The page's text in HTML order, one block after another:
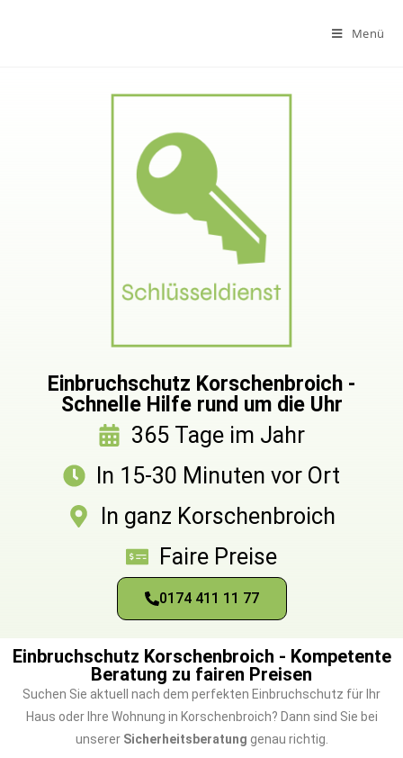
Menü
Einbruchschutz Korschenbroich -
Schnelle Hilfe rund um die Uhr
365 Tage im Jahr
In 15-30 Minuten vor Ort
In ganz Korschenbroich
Faire Preise
0174 411 11 77
Einbruchschutz Korschenbroich - Kompetente
Beratung zu fairen Preisen
Suchen Sie aktuell nach dem perfekten Einbruchschutz für Ihr
Haus oder Ihre Wohnung in Korschenbroich? Dann sind Sie bei
unserer Sicherheitsberatung genau richtig.